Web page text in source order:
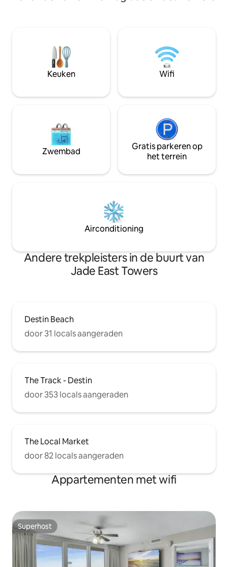
de Emerald Coast! Kom kijken naar de
dolfijnen die aan het spelen zijn!! De
master suite heeft een kingsize bed,
een eigen badkamer en een balkon met
waar het hele gezin van kan genieten!
aan de Golf,
bubbelbad, een
genieten van het
zeevruchten of
uitzicht op het
Keuken Wifi
Zwembad
Gratis parkeren op
het terrein
Airconditioning
Andere trekpleisters in de buurt van
Jade East Towers
Destin Beach
door 31 locals aangeraden
The Track - Destin
door 353 locals aangeraden
The Local Market
door 82 locals aangeraden
Appartementen met wifi
Superhost
Superhost